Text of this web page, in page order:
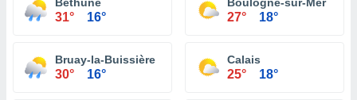
31° 16° 27° 18°
Bruay-la-Buissière
30° 16°
Calais
25° 18°